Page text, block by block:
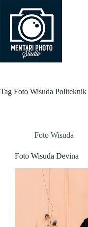
content
Tag Foto Wisuda Politeknik
Foto Wisuda
Foto Wisuda Devina